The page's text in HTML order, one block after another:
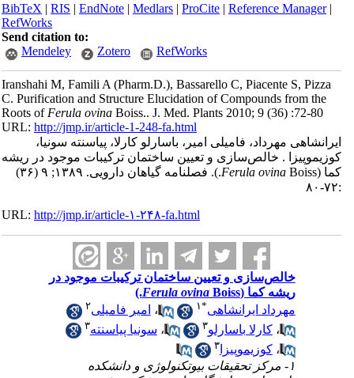
BibTeX|RIS|EndNote|Medlars|ProCite|Reference Manager
RefWorks
Send citation to:
Mendeley
Zotero RefWorks
Iranshahi M, Famili A (Pharm.D.), Bassarello C, Piacente S, Pizza
C. Purification and Structure Elucidation of Compounds from the
Roots ofFerula ovinaBoiss.. J. Med. Plants 2010; 9 (36) :72-80
URL:http://jmp.ir/article-1-248-fa.html
مهرداد، فامیلی امیر، باسارلو کارلا، پیاسنته سونیا،
. خالص‌سازی و تعیین ساختمان ترکیبات موجود در ریشه
(
Ferula ovina Boiss.). فصلنامه گياهان دارویی. ۱۳۸۹; ۹ (۳۶)
URL:http://jmp.ir/article-۱-۲۴۸-fa.html
خالص‌سازی و تعیین ساختمان ترکیبات موجود در
ریشه کما (
Ferula ovinaBoiss.)
مهرداد ایرانشاهی*۱ ،امیر فامیلی ۲
،کارلا باسارلو۳ ،سونیا پیاسنته ۳
،کوزیموپیزا
۱- مرکز تحقیقات بیوتکنولوژی و دانشکده